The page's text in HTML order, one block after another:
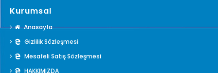
Kurumsal
Anasayfa
Gizlilik Sözleşmesi
Mesafeli Satış Sözleşmesi
HAKKIMIZDA